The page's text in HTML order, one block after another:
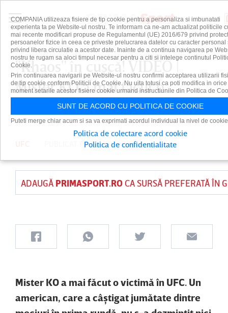
"Khaos" în cuşcă! VIDEO |
Mister KO a mai făcut o
victimă în UFC
PUBLICAT PE 16 NOV 2020
ADAUGĂ PRIMASPORT.ROCA SURSĂ PREFERATĂ ÎN
Mister KO a mai făcut o victimă în UFC. Un
american, care a câştigat jumătate dintre
COMPANIA utilizeaza fisiere de tip cookie pentru a personaliza si imbunatati
experienta ta pe Website-ul nostru. Te informam ca ne-am actualizat politicile
mai recente modificari propuse de Regulamentul (UE) 2016/679 privind
persoanelor fizice in ceea ce priveste prelucrarea datelor cu caracter personal
privind libera circulatie a acestor date. Inainte de a continua navigarea pe
nostru te rugam sa aloci timpul necesar pentru a citi si intelege continutul
Cookie.
Prin continuarea navigarii pe Website-ul nostru confirmi acceptarea utilizarii
de tip cookie conform Politicii de Cookie. Nu uita totusi ca poti modifica in orice
moment setarile acestor fisiere cookie urmand instructiunile din Politica de
SUNT DE ACORD CU POLITICA DE COOKIE
Puteti merge chiar acum si sa va exprimati acordul individual la nivel de
Politica de colectare acord cookie
Politica de confidentialitate